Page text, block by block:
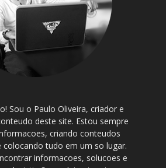
Sou o Paulo Oliveira, criador e
deste site. Estou sempre
criando conteudos
colocando tudo em um so lugar.
informacoes, solucoes e